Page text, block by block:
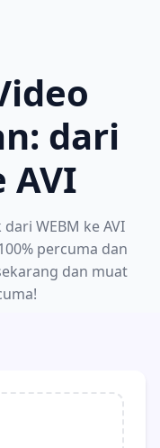
dari
AVI
WEBM ke AVI
percuma dan
dan muat